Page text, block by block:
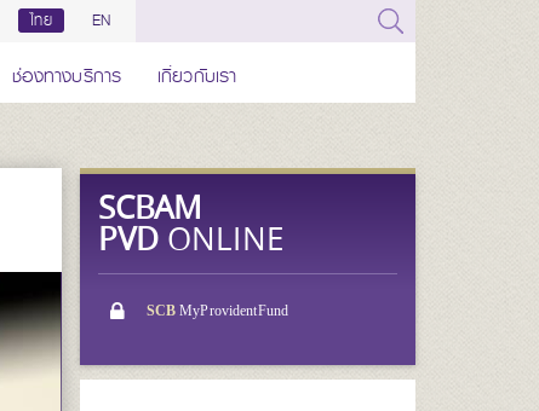
ไทย EN
ช่องทางบริการ เกี่ยวกับเรา
SCBAM
PVD ONLINE
SCBMyProvidentFund